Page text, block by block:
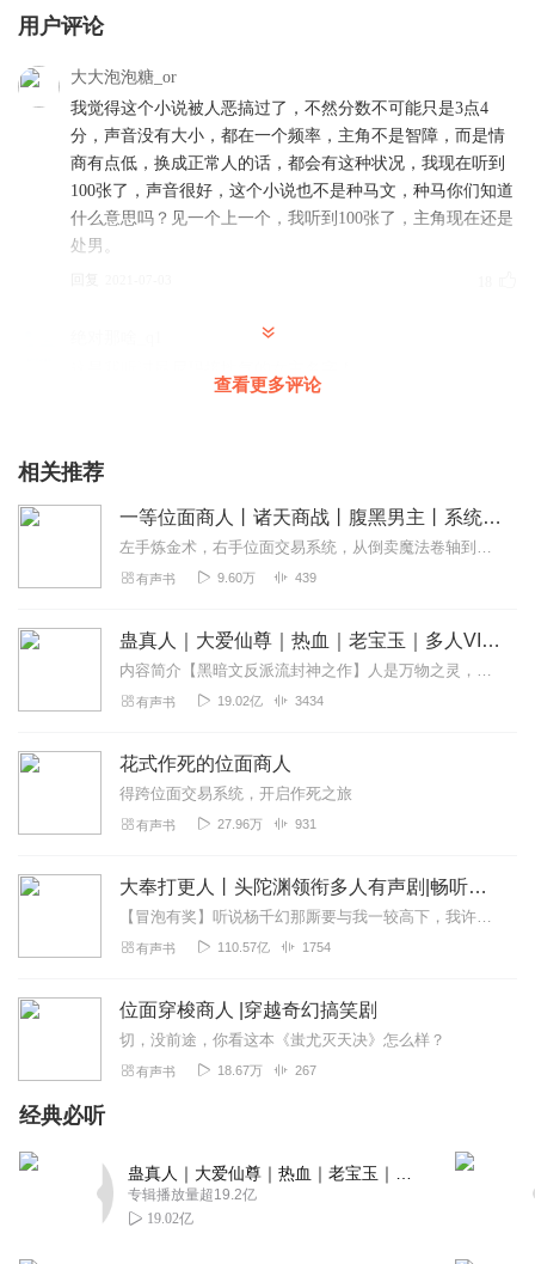
用户评论
大大泡泡糖_or
我觉得这个小说被人恶搞过了，不然分数不可能只是3点4
分，声音没有大小，都在一个频率，主角不是智障，而是情
商有点低，换成正常人的话，都会有这种状况，我现在听到
100张了，声音很好，这个小说也不是种马文，种马你们知道
什么意思吗？见一个上一个，我听到100张了，主角现在还是
处男。
崋老师
国玉玺拿来给老道砸核桃， 唐玄奘把你的袈裟拿来给老道做
件披风， 孙悟空把你的金箍棒拿来给老道跳个钢管舞， 八戒
把你的九齿钉耙拿来给老道蔬一个中分头 沙悟净把你的降妖
墙上， 妲己把你的九根尾巴拿来给老道做个围脖， 云长把你
的青龙偃月刀拿来给老道刮一下胡子 陆判官把你的生死笔拿
东坡 十分赞，人物形象，心思缜密，情节跌宕起伏环环相
波，这样的精品佳作也只有同样心思缜密的演播者才可以演
播出来。
2021-07-19
小说挺有特点的，特别喜欢，特别爱听五星好评，谢谢，
2021-06-22
梦幻般的星空遥不可及
这部小说非常好听，非常的展 值得一听。
2024-01-16
非常好听只是没有女声为什么那么多差评？
回复 2022-12-10
查看更多评论
相关推荐
一等位面商人丨诸天商战丨腹黑男主丨系统暴富丨炼金权谋丨爆笑逆袭丨多人有声剧
左手炼金术，右手位面交易系统，从倒卖魔法卷轴到操控帝国经济
有声书 9.60万 439
蛊真人｜大爱仙尊｜热血｜老宝玉｜多人VIP免费有声剧
内容简介【黑暗文反派流封神之作】人是万物之灵，蛊是天地真精。一个穿越者不断重生的故事。一个养蛊、炼蛊、用蛊的奇特世界。配音组（男角色）老宝玉旁白...
有声书 19.02亿 3434
花式作死的位面商人
得跨位面交易系统，开启作死之旅
有声书 27.96万 931
大奉打更人丨头陀渊领衔多人有声剧|畅听全集|王鹤棣、田曦薇主演影视剧原著|卖报小郎君
【冒泡有奖】听说杨千幻那厮要与我一较高下，我许七安要开始装叉了！快进入声音播放页戳下方输入框，冒个泡偷偷告诉我，我要用哪些诗词才能胜过他？说得好的，有赏！202...
有声书 110.57亿 1754
位面穿梭商人 |穿越奇幻搞笑剧
切，没前途，你看这本《蚩尤灭天决》怎么样？
有声书 18.67万 267
经典必听
专辑播放量超19.2亿
19.02亿